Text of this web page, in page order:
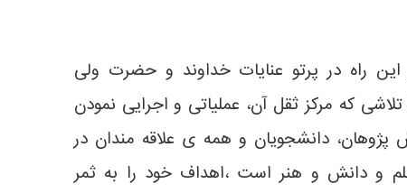
این راه در پرتو عنایات خداوند و حضرت ولی
که مرکز ثقل آن، عملیاتی و اجرایی نمودن
پژوهان، دانشجویان و همه ی علاقه مندان در
و دانش و هنر است ،اهداف خود را به ثمر